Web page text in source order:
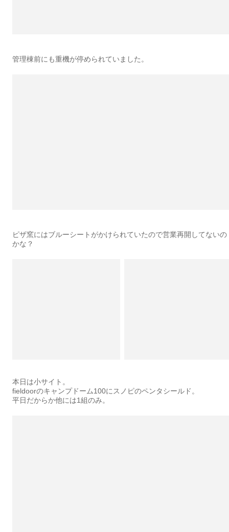
管理棟前にも重機が停められていました。
ピザ窯にはブルーシートがかけられていたので営業再開してないの
かな？
本日は小サイト。
fieldoorのキャンプドーム100にスノピのペンタシールド。
平日だからか他には1組のみ。